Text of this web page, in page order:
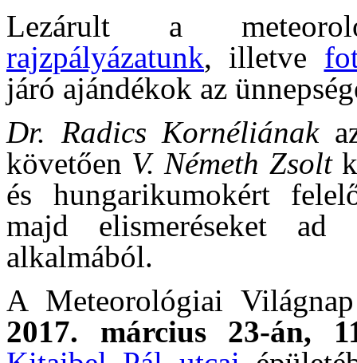
Lezárult a
rajzpályázatunk, illetve
járó ajándékok az
Dr. Radics Kornéliának
követően V. Németh Zsolt
és hungarikumokért
majd elismeréseket
alkalmából.
A Meteorológiai
2017. március 23-án,